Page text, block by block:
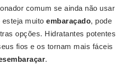
comum se ainda não usar
esteja muitoembaraçado, pode
opções. Hidratantes potentes
fios e os tornam mais fáceis
.